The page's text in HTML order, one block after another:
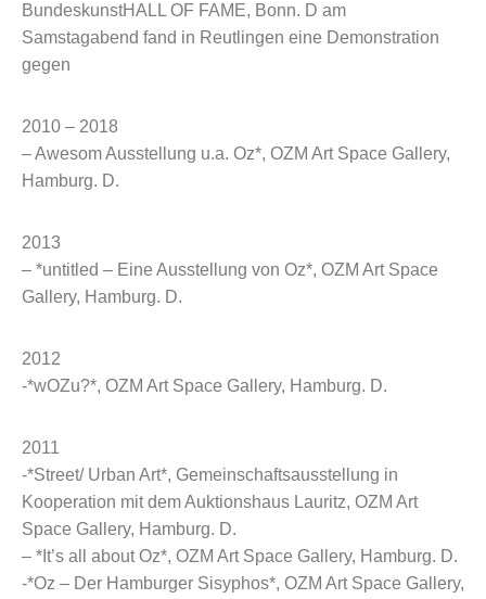
BundeskunstHALL OF FAME, Bonn. D am
Samstagabend fand in Reutlingen eine Demonstration
gegen
2010 – 2018
– Awesom Ausstellung u.a. Oz*, OZM Art Space Gallery,
Hamburg. D.
2013
– *untitled – Eine Ausstellung von Oz*, OZM Art Space
Gallery, Hamburg. D.
2012
-*wOZu?*, OZM Art Space Gallery, Hamburg. D.
2011
-*Street/ Urban Art*, Gemeinschaftsausstellung in
Kooperation mit dem Auktionshaus Lauritz, OZM Art
Space Gallery, Hamburg. D.
– *It’s all about Oz*, OZM Art Space Gallery, Hamburg. D.
-*Oz – Der Hamburger Sisyphos*, OZM Art Space Gallery,